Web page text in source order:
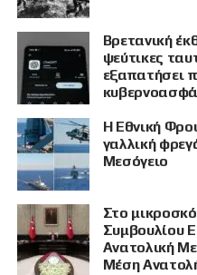
Βρετανική
ψεύτικες
εξαπατήσει
Η Εθνική
γαλλική
Μεσόγειο
Στο
Συμβουλίου
Ανατολική
Μέση